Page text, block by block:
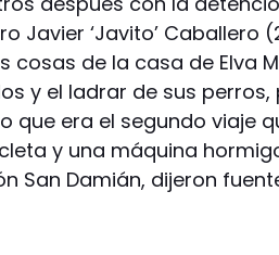
Javier ‘Javito’ Caballero
cosas de la casa de Elva
y el ladrar de sus
que era el segundo viaje
y una máquina
San Damián, dijeron